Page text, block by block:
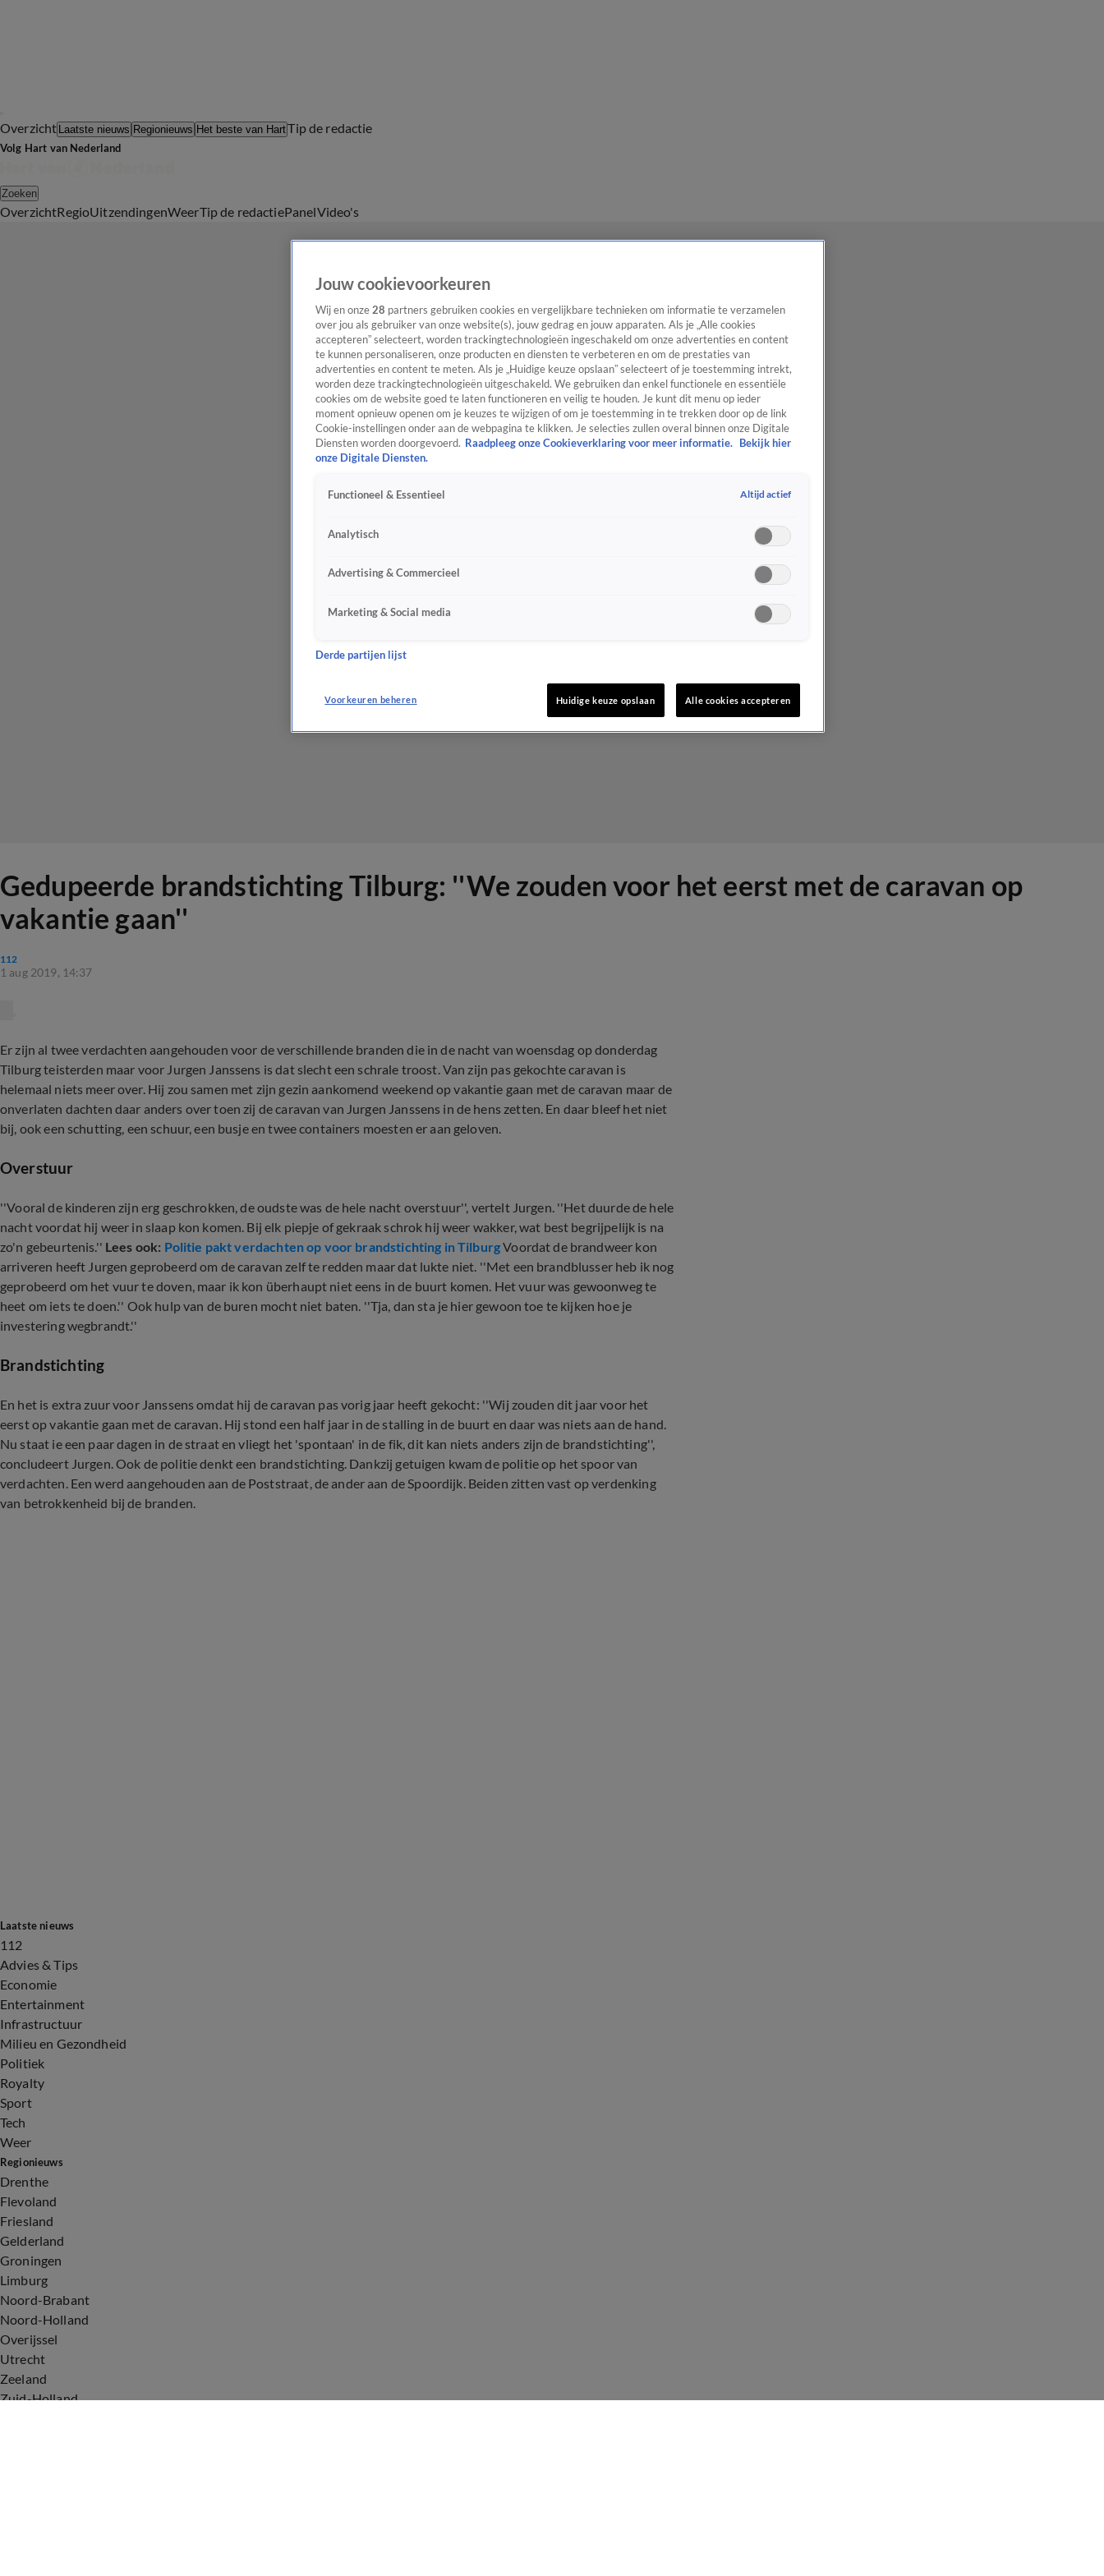
Overzicht Laatste nieuws Regionieuws Het beste van HartTip de redactie
Volg Hart van Nederland
Zoeken
OverzichtRegioUitzendingenWeerTip de redactiePanelVideo's
Gedupeerde brandstichting Tilburg: ''We zouden voor het eerst met de caravan op
vakantie gaan''
112
1 aug 2019, 14:37
Er zijn al twee verdachten aangehouden voor de verschillende branden die in de nacht van woensdag op donderdag
Tilburg teisterden maar voor Jurgen Janssens is dat slecht een schrale troost. Van zijn pas gekochte caravan is
helemaal niets meer over. Hij zou samen met zijn gezin aankomend weekend op vakantie gaan met de caravan maar de
onverlaten dachten daar anders over toen zij de caravan van Jurgen Janssens in de hens zetten. En daar bleef het niet
bij, ook een schutting, een schuur, een busje en twee containers moesten er aan geloven.
Overstuur
''Vooral de kinderen zijn erg geschrokken, de oudste was de hele nacht overstuur'', vertelt Jurgen. ''Het duurde de hele
nacht voordat hij weer in slaap kon komen. Bij elk piepje of gekraak schrok hij weer wakker, wat best begrijpelijk is na
zo'n gebeurtenis.'' Lees ook: Politie pakt verdachten op voor brandstichting in TilburgVoordat de brandweer kon
arriveren heeft Jurgen geprobeerd om de caravan zelf te redden maar dat lukte niet. ''Met een brandblusser heb ik nog
geprobeerd om het vuur te doven, maar ik kon überhaupt niet eens in de buurt komen. Het vuur was gewoonweg te
heet om iets te doen.'' Ook hulp van de buren mocht niet baten. ''Tja, dan sta je hier gewoon toe te kijken hoe je
investering wegbrandt.''
Brandstichting
En het is extra zuur voor Janssens omdat hij de caravan pas vorig jaar heeft gekocht: ''Wij zouden dit jaar voor het
eerst op vakantie gaan met de caravan. Hij stond een half jaar in de stalling in de buurt en daar was niets aan de hand.
Nu staat ie een paar dagen in de straat en vliegt het 'spontaan' in de fik, dit kan niets anders zijn de brandstichting'',
concludeert Jurgen. Ook de politie denkt een brandstichting. Dankzij getuigen kwam de politie op het spoor van
verdachten. Een werd aangehouden aan de Poststraat, de ander aan de Spoordijk. Beiden zitten vast op verdenking
van betrokkenheid bij de branden.
Laatste nieuws
112
Advies & Tips
Economie
Entertainment
Infrastructuur
Milieu en Gezondheid
Politiek
Royalty
Sport
Tech
Weer
Regionieuws
Drenthe
Flevoland
Friesland
Gelderland
Groningen
Limburg
Noord-Brabant
Noord-Holland
Overijssel
Utrecht
Zeeland
Zuid-Holland
Jouw cookievoorkeuren
Wij en onze 28 partners gebruiken cookies en vergelijkbare technieken om informatie te verzamelen
over jou als gebruiker van onze website(s), jouw gedrag en jouw apparaten. Als je „Alle cookies
accepteren” selecteert, worden trackingtechnologieën ingeschakeld om onze advertenties en content
te kunnen personaliseren, onze producten en diensten te verbeteren en om de prestaties van
advertenties en content te meten. Als je „Huidige keuze opslaan” selecteert of je toestemming intrekt,
worden deze trackingtechnologieën uitgeschakeld. We gebruiken dan enkel functionele en essentiële
cookies om de website goed te laten functioneren en veilig te houden. Je kunt dit menu op ieder
moment opnieuw openen om je keuzes te wijzigen of om je toestemming in te trekken door op de link
Cookie-instellingen onder aan de webpagina te klikken. Je selecties zullen overal binnen onze Digitale
Diensten worden doorgevoerd. Raadpleeg onze Cookieverklaring voor meer informatie.
Bekijk hier
onze Digitale Diensten.
Functioneel & Essentieel Altijd actief
Analytisch
Advertising & Commercieel
Marketing & Social media
Derde partijen lijst
Voorkeuren beheren Huidige keuze opslaan Alle cookies accepteren